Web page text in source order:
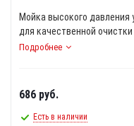
Мойка высокого
для качественной
Подробнее
686 руб.
Есть в наличии